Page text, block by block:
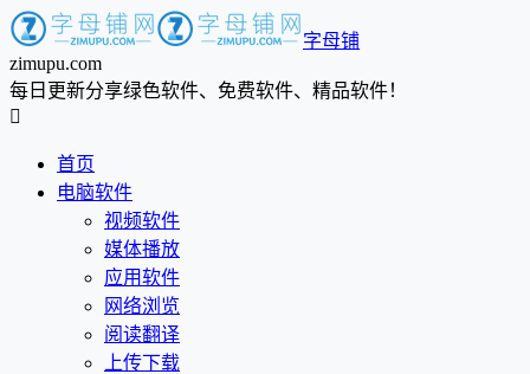
字母铺
zimupu.com
每日更新分享绿色软件、免费软件、精品软件！

首页
电脑软件
视频软件
媒体播放
应用软件
网络浏览
阅读翻译
上传下载